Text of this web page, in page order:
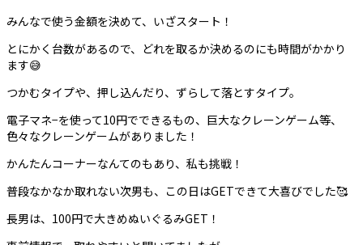
みんなで使う金額を決めて、いざスタート！
とにかく台数があるので、どれを取るか決めるのにも時間がかかり
ます😅
つかむタイプや、押し込んだり、ずらして落とすタイプ。
電子マネ−を使って10円でできるもの、巨大なクレーンゲーム等、
色々なクレーンゲームがありました！
かんたんコーナーなんてのもあり、私も挑戦！
普段なかなか取れない次男も、この日はGETできて大喜びでした🥰
長男は、100円で大きめぬいぐるみGET！